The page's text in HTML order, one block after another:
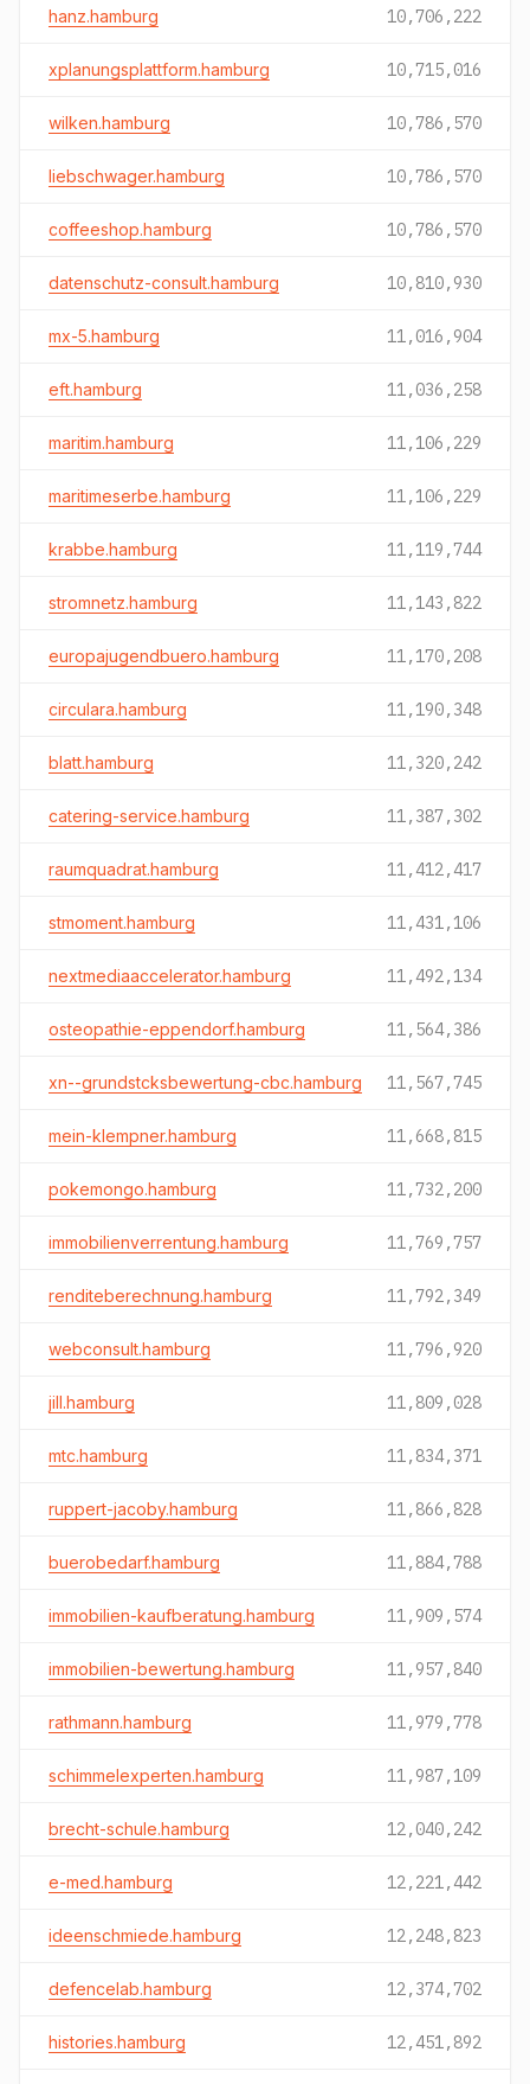
hanz.hamburg 10,706,222
xplanungsplattform.hamburg 10,715,016
wilken.hamburg 10,786,570
liebschwager.hamburg 10,786,570
coffeeshop.hamburg 10,786,570
datenschutz-consult.hamburg 10,810,930
mx-5.hamburg 11,016,904
eft.hamburg 11,036,258
maritim.hamburg 11,106,229
maritimeserbe.hamburg 11,106,229
krabbe.hamburg 11,119,744
stromnetz.hamburg 11,143,822
europajugendbuero.hamburg 11,170,208
circulara.hamburg 11,190,348
blatt.hamburg 11,320,242
catering-service.hamburg 11,387,302
raumquadrat.hamburg 11,412,417
stmoment.hamburg 11,431,106
nextmediaaccelerator.hamburg 11,492,134
osteopathie-eppendorf.hamburg 11,564,386
xn--grundstcksbewertung-cbc.hamburg 11,567,745
mein-klempner.hamburg 11,668,815
pokemongo.hamburg 11,732,200
immobilienverrentung.hamburg 11,769,757
renditeberechnung.hamburg 11,792,349
webconsult.hamburg 11,796,920
jill.hamburg 11,809,028
mtc.hamburg 11,834,371
ruppert-jacoby.hamburg 11,866,828
buerobedarf.hamburg 11,884,788
immobilien-kaufberatung.hamburg 11,909,574
immobilien-bewertung.hamburg 11,957,840
rathmann.hamburg 11,979,778
schimmelexperten.hamburg 11,987,109
brecht-schule.hamburg 12,040,242
e-med.hamburg 12,221,442
ideenschmiede.hamburg 12,248,823
defencelab.hamburg 12,374,702
histories.hamburg 12,451,892